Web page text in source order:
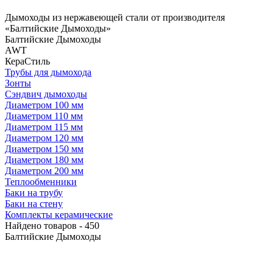
Дымоходы из нержавеющей стали от производителя
«Балтийские Дымоходы»
Балтийские Дымоходы
AWT
КераСтиль
Трубы для дымохода
Зонты
Сэндвич дымоходы
Диаметром 100 мм
Диаметром 110 мм
Диаметром 115 мм
Диаметром 120 мм
Диаметром 150 мм
Диаметром 180 мм
Диаметром 200 мм
Теплообменники
Баки на трубу
Баки на стену
Комплекты керамические
Найдено товаров - 450
Балтийские Дымоходы